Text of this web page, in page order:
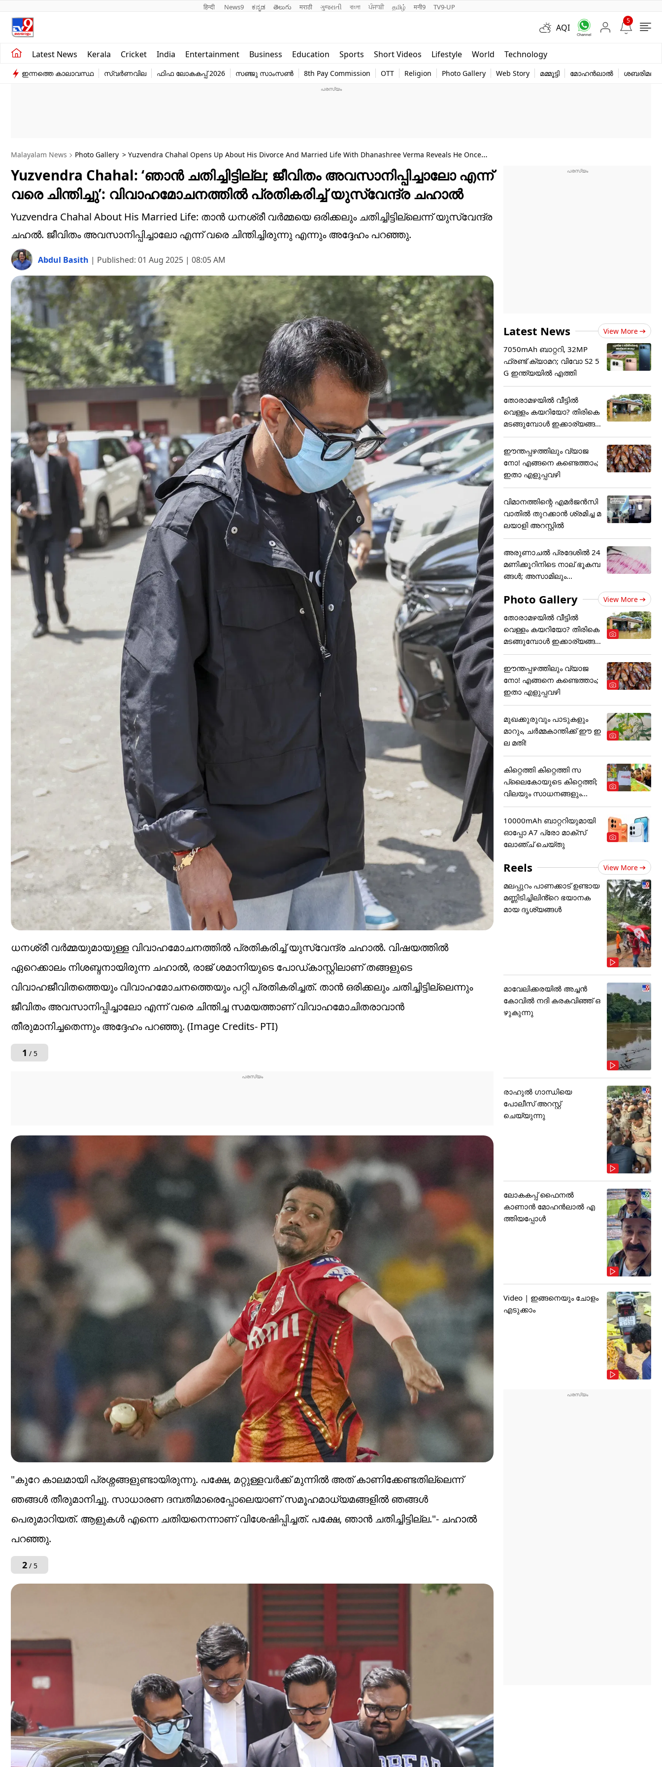
हिन्दी News9 ಕನ್ನಡ తెలుగు मराठी ગુજરાતી বাংলা ਪੰਜਾਬੀ தமிழ் मनी9 TV9-UP
AQI
5
Latest News Kerala Cricket India Entertainment Business Education Sports Short Videos Lifestyle World Technology
Kerala
India
Education
world
Web Story
ഇന്നത്തെ കാലാവസ്ഥ സ്വർണവില ഫിഫ ലോകകപ്പ് 2026 സഞ്ജു സാംസൺ 8th Pay Commission OTT Religion Photo Gallery Web Story മമ്മൂട്ടി മോഹൻലാൽ ശബരിമല
Malayalam News Photo Gallery > Yuzvendra Chahal Opens Up About His Divorce And Married Life With Dhanashree Verma Reveals He Once
Considered Quitting Life
Yuzvendra Chahal: ‘ഞാൻ ചതിച്ചിട്ടില്ല; ജീവിതം അവസാനിപ്പിച്ചാലോ എന്ന്
വരെ ചിന്തിച്ചു’: വിവാഹമോചനത്തിൽ പ്രതികരിച്ച് യുസ്‌വേന്ദ്ര ചഹാൽ
Yuzvendra Chahal About His Married Life: താൻ ധനശ്രീ വർമ്മയെ ഒരിക്കലും ചതിച്ചിട്ടില്ലെന്ന് യുസ്‌വേന്ദ്ര
ചഹൽ. ജീവിതം അവസാനിപ്പിച്ചാലോ എന്ന് വരെ ചിന്തിച്ചിരുന്നു എന്നും അദ്ദേഹം പറഞ്ഞു.
Abdul Basith | Published: 01 Aug 2025 | 08:05 AM
ധനശ്രീ വർമ്മയുമായുള്ള വിവാഹമോചനത്തിൽ പ്രതികരിച്ച് യുസ്‌വേന്ദ്ര ചഹാൽ. വിഷയത്തിൽ
ഏറെക്കാലം നിശബ്ദനായിരുന്ന ചഹാൽ, രാജ് ശമാനിയുടെ പോഡ്കാസ്റ്റിലാണ് തങ്ങളുടെ
വിവാഹജീവിതത്തെയും വിവാഹമോചനത്തെയും പറ്റി പ്രതികരിച്ചത്. താൻ ഒരിക്കലും ചതിച്ചിട്ടില്ലെന്നും
ജീവിതം അവസാനിപ്പിച്ചാലോ എന്ന് വരെ ചിന്തിച്ച സമയത്താണ് വിവാഹമോചിതരാവാൻ
തീരുമാനിച്ചതെന്നും അദ്ദേഹം പറഞ്ഞു. (Image Credits- PTI)
1 / 5
"കുറേ കാലമായി പ്രശ്നങ്ങളുണ്ടായിരുന്നു. പക്ഷേ, മറ്റുള്ളവർക്ക് മുന്നിൽ അത് കാണിക്കേണ്ടതില്ലെന്ന്
ഞങ്ങൾ തീരുമാനിച്ചു. സാധാരണ ദമ്പതിമാരെപ്പോലെയാണ് സമൂഹമാധ്യമങ്ങളിൽ ഞങ്ങൾ
പെരുമാറിയത്. ആളുകൾ എന്നെ ചതിയനെന്നാണ് വിശേഷിപ്പിച്ചത്. പക്ഷേ, ഞാൻ ചതിച്ചിട്ടില്ല."- ചഹാൽ
പറഞ്ഞു.
2/ 5
Latest News View More
7050mAh ബാറ്ററി, 32MP
ഫ്രണ്ട് ക്യാമറ; വിവോ S2 5
G ഇന്ത്യയിൽ എത്തി
തോരാമഴയിൽ വീട്ടിൽ
വെള്ളം കയറിയോ? തിരികെ
മടങ്ങുമ്പോൾ ഇക്കാര്യങ്ങ
ൾ
ഈന്തപ്പഴത്തിലും വ്യാജ
നോ! എങ്ങനെ കണ്ടെത്താം;
ഇതാ എളുപ്പവഴി
വിമാനത്തിന്റെ എമർജൻസി
വാതിൽ തുറക്കാൻ ശ്രമിച്ച മ
ലയാളി അറസ്റ്റിൽ
അരുണാചൽ പ്രദേശിൽ 24
മണിക്കൂറിനിടെ നാല് ഭൂകമ്പ
ങ്ങൾ; അസാമിലും...
Photo Gallery View More
തോരാമഴയിൽ വീട്ടിൽ
വെള്ളം കയറിയോ? തിരികെ
മടങ്ങുമ്പോൾ ഇക്കാര്യങ്ങ
ൾ
ഈന്തപ്പഴത്തിലും വ്യാജ
നോ! എങ്ങനെ കണ്ടെത്താം;
ഇതാ എളുപ്പവഴി
മുഖക്കുരുവും പാടുകളും
മാറും, ചർമ്മകാന്തിക്ക് ഈ ഇ
ല മതി!
കിറ്റെത്തി കിറ്റെത്തി സ
പ്ലൈകോയുടെ കിറ്റെത്തി;
വിലയും സാധനങ്ങളും...
10000mAh ബാറ്ററിയുമായി
ഓപ്പോ A7 പ്രോ മാക്സ്
ലോഞ്ച് ചെയ്തു
Reels View More
മലപ്പുറം പാണക്കാട് ഉണ്ടായ
മണ്ണിടിച്ചിലിൻ്റെ ഭയാനക
മായ ദൃശ്യങ്ങൾ
മാവേലിക്കരയിൽ അച്ചൻ
കോവിൽ നദി കരകവിഞ്ഞ് ഒ
ഴുകുന്നു
രാഹുൽ ഗാന്ധിയെ
പോലീസ് അറസ്റ്റ്
ചെയ്യുന്നു
ലോകകപ്പ് ഫൈനൽ
കാണാൻ മോഹൻലാൽ എ
ത്തിയപ്പോൾ
Video | ഇങ്ങനെയും ചോളം
എടുക്കാം